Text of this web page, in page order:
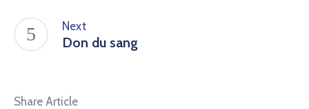
Next
Don du sang
Share Article